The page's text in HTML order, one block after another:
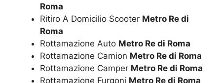
Roma
Ritiro A Domicilio Scooter Metro Re di
Roma
Rottamazione Auto Metro Re di Roma
Rottamazione Camion Metro Re di Roma
Rottamazione Camper Metro Re di Roma
Rottamazione Furgoni Metro Re di Roma